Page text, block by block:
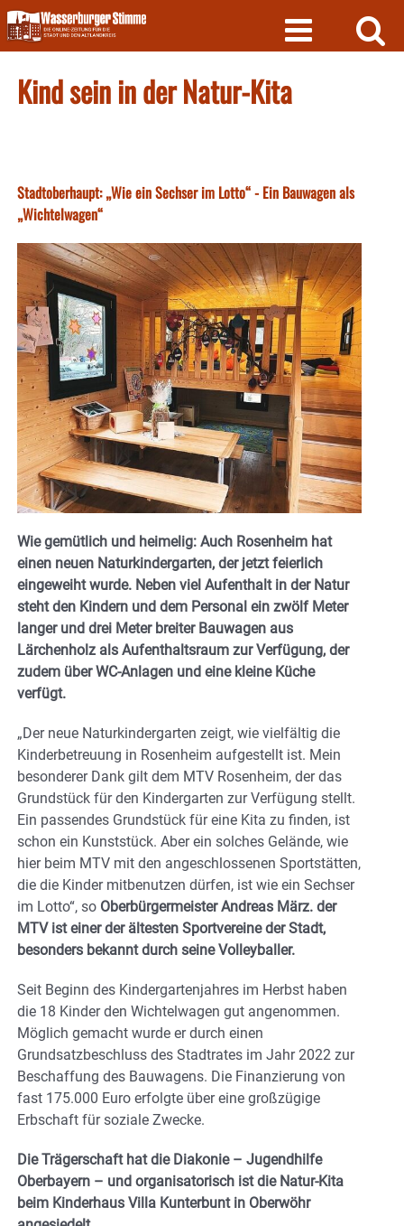
Skip
to
content
Kind sein in der Natur-Kita
Stadtoberhaupt: „Wie ein Sechser im Lotto“ - Ein Bauwagen als
„Wichtelwagen“
Wie gemütlich und heimelig: Auch Rosenheim hat
einen neuen Naturkindergarten, der jetzt feierlich
eingeweiht wurde. Neben viel Aufenthalt in der Natur
steht den Kindern und dem Personal ein zwölf Meter
langer und drei Meter breiter Bauwagen aus
Lärchenholz als Aufenthaltsraum zur Verfügung, der
zudem über WC-Anlagen und eine kleine Küche
verfügt.
„Der neue Naturkindergarten zeigt, wie vielfältig die
Kinderbetreuung in Rosenheim aufgestellt ist. Mein
besonderer Dank gilt dem MTV Rosenheim, der das
Grundstück für den Kindergarten zur Verfügung stellt.
Ein passendes Grundstück für eine Kita zu finden, ist
schon ein Kunststück. Aber ein solches Gelände, wie
hier beim MTV mit den angeschlossenen Sportstätten,
die die Kinder mitbenutzen dürfen, ist wie ein Sechser
im Lotto“, so Oberbürgermeister Andreas März. der
MTV ist einer der ältesten Sportvereine der Stadt,
besonders bekannt durch seine Volleyballer.
Seit Beginn des Kindergartenjahres im Herbst haben
die 18 Kinder den Wichtelwagen gut angenommen.
Möglich gemacht wurde er durch einen
Grundsatzbeschluss des Stadtrates im Jahr 2022 zur
Beschaffung des Bauwagens. Die Finanzierung von
fast 175.000 Euro erfolgte über eine großzügige
Erbschaft für soziale Zwecke.
Die Trägerschaft hat die Diakonie – Jugendhilfe
Oberbayern – und organisatorisch ist die Natur-Kita
beim Kinderhaus Villa Kunterbunt in Oberwöhr